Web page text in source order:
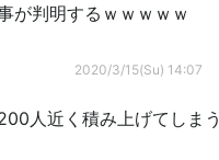
が判明するｗｗｗｗｗ
2020/3/15(Su) 14:07
人近く積み上げてしまう